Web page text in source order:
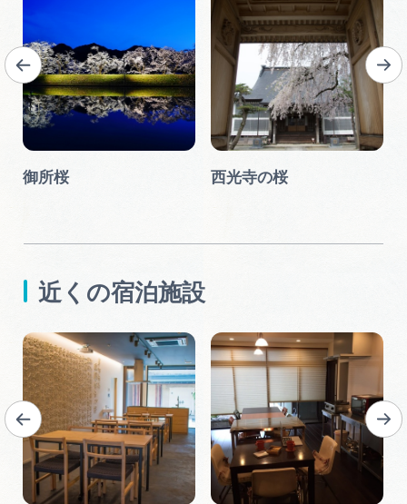
御所桜 西光寺の桜
近くの宿泊施設